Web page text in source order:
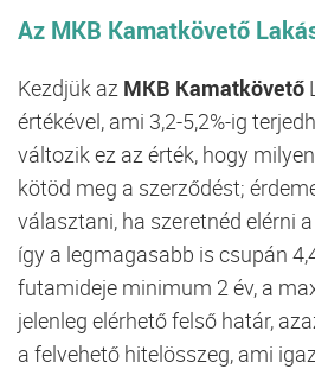
Az MKB Kamatkövető
Kezdjük az MKB Kamatkövető
értékével, ami 3,2-5,2%-ig
változik ez az érték, hogy
kötöd meg a szerződést;
választani, ha szeretnéd elérni
így a legmagasabb is csupán
futamideje minimum 2 év, a
jelenleg elérhető felső határ,
a felvehető hitelösszeg, ami